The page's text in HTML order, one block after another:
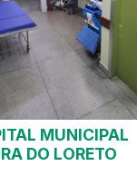
MUNICIPAL
DO LORETO